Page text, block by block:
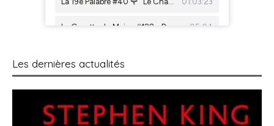
Les dernières actualités